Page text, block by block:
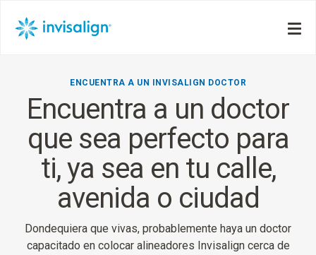
ENCUENTRA A UN INVISALIGN DOCTOR
Encuentra a un doctor
que sea perfecto para
ti, ya sea en tu calle,
avenida o ciudad
Dondequiera que vivas, probablemente haya un doctor
capacitado en colocar alineadores Invisalign cerca de